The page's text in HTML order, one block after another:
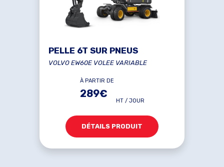
PELLE 6T SUR PNEUS
VOLVO EW60E VOLEE VARIABLE
À PARTIR DE
289€
HT / JOUR
DÉTAILS PRODUIT